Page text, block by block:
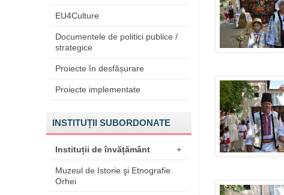
EU4Culture
Documentele de politici publice /
strategice
Proiecte în desfășurare
Proiecte implementate
INSTITUȚII SUBORDONATE
Instituții de învățământ +
Muzeul de Istorie şi Etnografie
Orhei